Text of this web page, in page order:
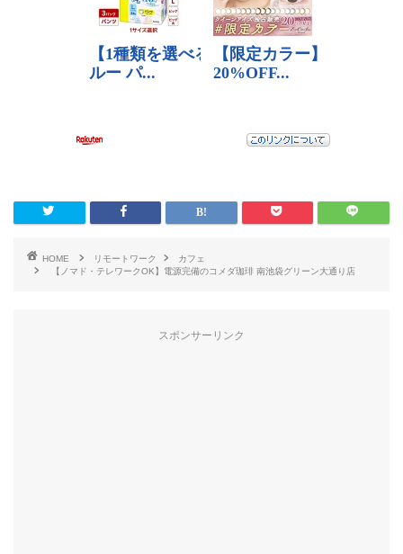
HOME リモートワーク
カフェ
【ノマド・テレワークOK】電源完備のコメダ珈琲 南池袋グリーン大通り店
スポンサーリンク